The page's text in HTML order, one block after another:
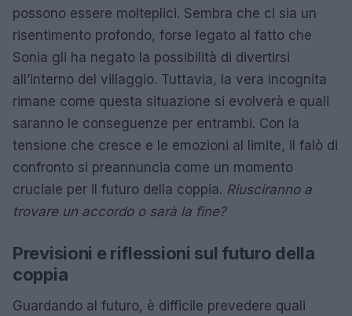
possono essere molteplici. Sembra che ci sia un
risentimento profondo, forse legato al fatto che
Sonia gli ha negato la possibilità di divertirsi
all’interno del villaggio. Tuttavia, la vera incognita
rimane come questa situazione si evolverà e quali
saranno le conseguenze per entrambi. Con la
tensione che cresce e le emozioni al limite, il falò di
confronto si preannuncia come un momento
cruciale per il futuro della coppia. Riusciranno a
trovare un accordo o sarà la fine?
Previsioni e riflessioni sul futuro della
coppia
Guardando al futuro, è difficile prevedere quali